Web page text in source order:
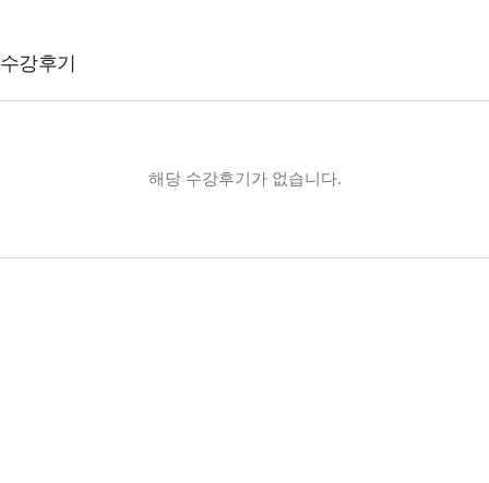
수강후기
해당 수강후기가 없습니다.